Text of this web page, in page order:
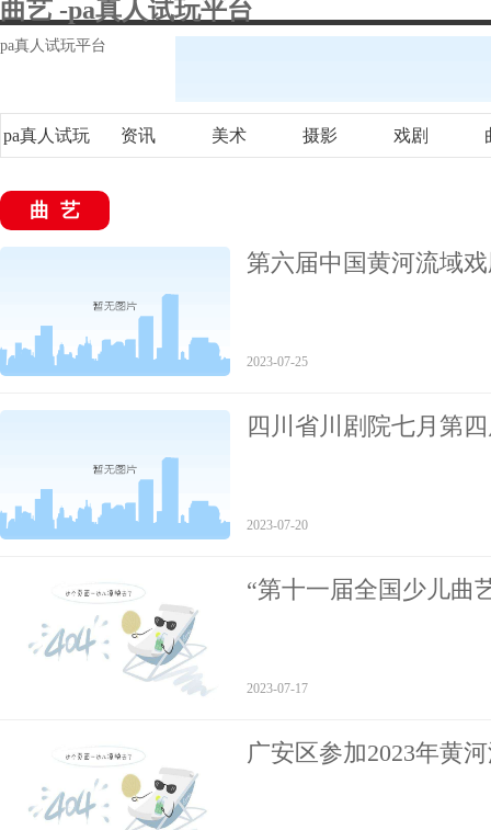
曲艺 -pa真人试玩平台
pa真人试玩平台
pa真人试玩 资讯 美术 摄影 戏剧
曲艺
第六届中国黄河流域
2023-07-25
四川省川剧院七月第
2023-07-20
“第十一届全国少儿曲
2023-07-17
广安区参加2023年黄